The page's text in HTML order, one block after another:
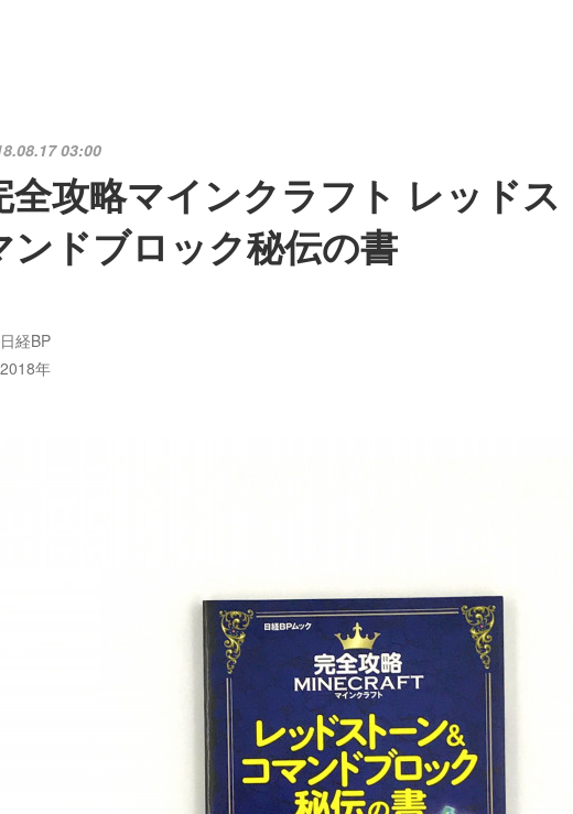
03:00
全攻略マインクラフト レッドス
ンドブロック秘伝の書
日経BP
2018年